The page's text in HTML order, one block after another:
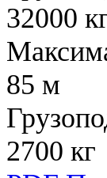
32000
85 м
2700 кг